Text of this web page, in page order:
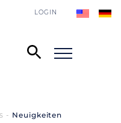
LOGIN
Neuigkeiten